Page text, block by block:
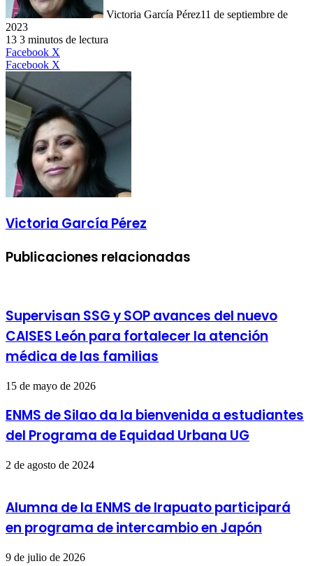
Victoria García Pérez11 de septiembre de
2023
13 3 minutos de lectura
Facebook X
Facebook X
electrónico
Victoria García Pérez
Publicaciones relacionadas
Supervisan SSG y SOP avances del nuevo
CAISES León para fortalecer la atención
médica de las familias
15 de mayo de 2026
ENMS de Silao da la bienvenida a estudiantes
del Programa de Equidad Urbana UG
2 de agosto de 2024
Alumna de la ENMS de Irapuato participará
en programa de intercambio en Japón
9 de julio de 2026